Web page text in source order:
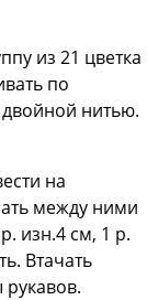
из 21 цветка
по
нитью.
на
между ними
изн.4 см, 1 р.
Втачать